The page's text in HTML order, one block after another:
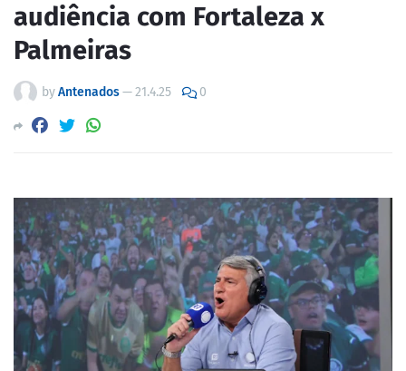
audiência com Fortaleza x
Palmeiras
byAntenados—21.4.25 0